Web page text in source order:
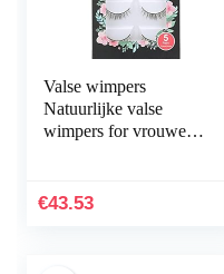
Valse wimpers
Natuurlijke valse
wimpers for vrouwen 5
wimpers Wispjes
€43.53